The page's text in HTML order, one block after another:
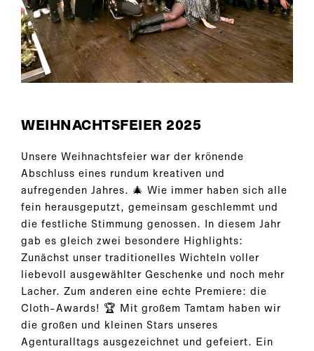
WEIHNACHTSFEIER 2025
Unsere Weihnachtsfeier war der krönende
Abschluss eines rundum kreativen und
aufregenden Jahres. 🎄 Wie immer haben sich alle
fein herausgeputzt, gemeinsam geschlemmt und
die festliche Stimmung genossen. In diesem Jahr
gab es gleich zwei besondere Highlights:
Zunächst unser traditionelles Wichteln voller
liebevoll ausgewählter Geschenke und noch mehr
Lacher. Zum anderen eine echte Premiere: die
Cloth-Awards! 🏆 Mit großem Tamtam haben wir
die großen und kleinen Stars unseres
Agenturalltags ausgezeichnet und gefeiert. Ein